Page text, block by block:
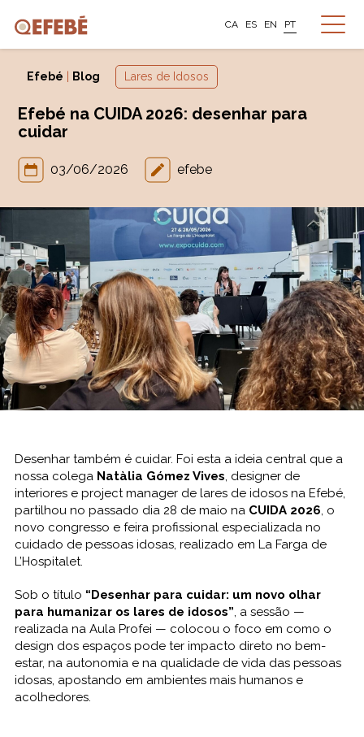
CA ES EN PT
Efebé Blog Lares de Idosos
Efebé na CUIDA 2026: desenhar para
cuidar
03/06/2026 efebe
Desenhar também é cuidar. Foi esta a ideia central que a
nossa colega Natàlia Gómez Vives, designer de
interiores e project manager de lares de idosos na Efebé,
partilhou no passado dia 28 de maio na CUIDA 2026, o
novo congresso e feira profissional especializada no
cuidado de pessoas idosas, realizado em La Farga de
L’Hospitalet.
Sob o título “Desenhar para cuidar: um novo olhar
para humanizar os lares de idosos”, a sessão —
realizada na Aula Profei — colocou o foco em como o
design dos espaços pode ter impacto direto no bem-
estar, na autonomia e na qualidade de vida das pessoas
idosas, apostando em ambientes mais humanos e
acolhedores.